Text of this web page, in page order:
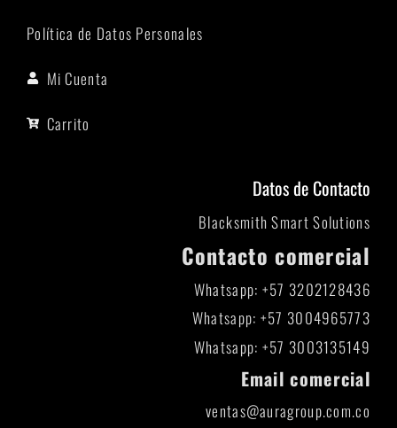
Política de Datos Personales
Mi Cuenta
Carrito
Datos de Contacto
Blacksmith Smart Solutions
Contacto comercial
Whatsapp: +57 3202128436
Whatsapp: +57 3004965773
Whatsapp: +57 3003135149
Email comercial
ventas@auragroup.com.co